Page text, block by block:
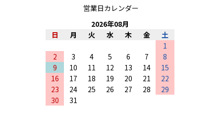
営業日カレンダー
2026年08月
日
月 火 水 木 金
土
1
2
3 4 5 6 7
8
9
10 11 12 13 14
15
16
17 18 19 20 21
22
23
24 25 26 27 28
29
30
31